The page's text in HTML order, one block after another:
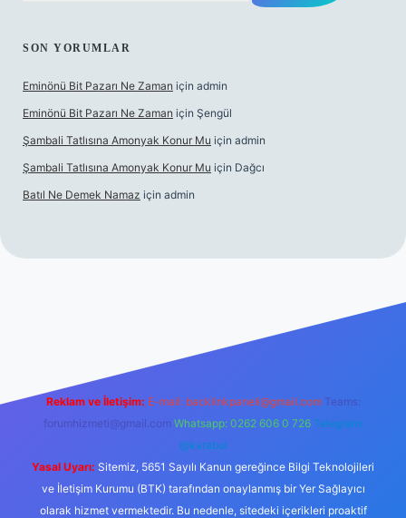
SON YORUMLAR
Eminönü Bit Pazarı Ne Zaman için admin
Eminönü Bit Pazarı Ne Zaman için Şengül
Şambali Tatlısına Amonyak Konur Mu için admin
Şambali Tatlısına Amonyak Konur Mu için Dağcı
Batıl Ne Demek Namaz için admin
Reklam ve İletişim: E-mail: backlinkpaneli@gmail.com Teams:
forumhizmeti@gmail.com Whatsapp: 0262 606 0 726 Telegram:
@karabul
Yasal Uyarı: Sitemiz, 5651 Sayılı Kanun gereğince Bilgi Teknolojileri
ve İletişim Kurumu (BTK) tarafından onaylanmış bir Yer Sağlayıcı
olarak hizmet vermektedir. Bu nedenle, sitedeki içerikleri proaktif